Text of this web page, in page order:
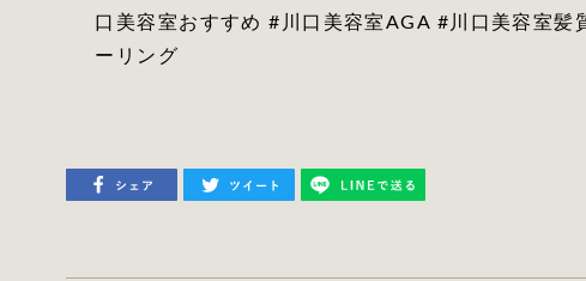
口美容室おすすめ #川口美容室AGA #川口美容室
ーリング